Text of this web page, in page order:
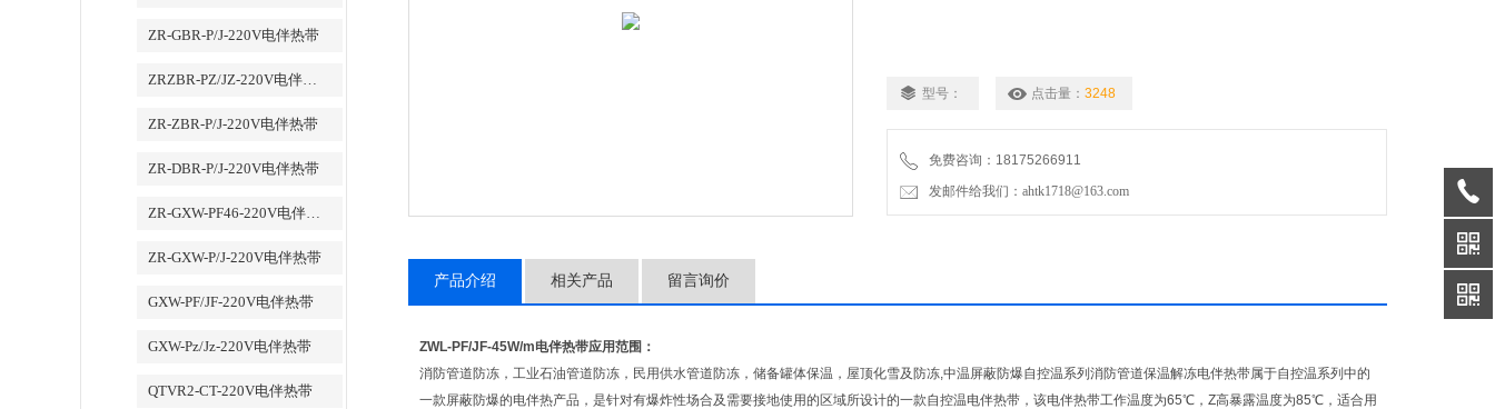
ZR-GBR-P/J-220V电伴热带
ZRZBR-PZ/JZ-220V电伴热带
ZR-ZBR-P/J-220V电伴热带
ZR-DBR-P/J-220V电伴热带
ZR-GXW-PF46-220V电伴热带
ZR-GXW-P/J-220V电伴热带
GXW-PF/JF-220V电伴热带
GXW-Pz/Jz-220V电伴热带
QTVR2-CT-220V电伴热带
型号： 点击量： 3248
免费咨询：18175266911
发邮件给我们：ahtk1718@163.com
产品介绍 相关产品 留言询价
ZWL-PF/JF-45W/m电伴热带应用范围：
消防管道防冻，工业石油管道防冻，民用供水管道防冻，储备罐体保温，屋顶化雪及防冻,中温屏蔽防爆自控温系列消防管道保温解冻电伴热带属于自控温系列中的
一款屏蔽防爆的电伴热产品，是针对有爆炸性场合及需要接地使用的区域所设计的一款自控温电伴热带，该电伴热带工作温度为65℃，Z高暴露温度为85℃，适合用